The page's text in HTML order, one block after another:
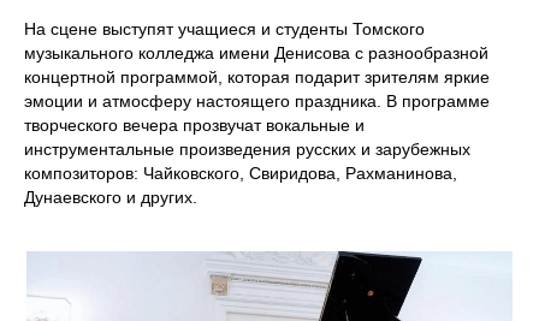
На сцене выступят учащиеся и студенты Томского
музыкального колледжа имени Денисова с разнообразной
концертной программой, которая подарит зрителям яркие
эмоции и атмосферу настоящего праздника. В программе
творческого вечера прозвучат вокальные и
инструментальные произведения русских и зарубежных
композиторов: Чайковского, Свиридова, Рахманинова,
Дунаевского и других.